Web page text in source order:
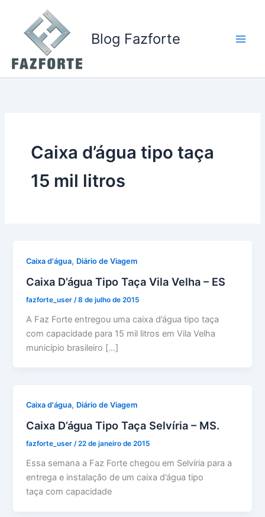
conteúdo
Blog Fazforte
Caixa d’água tipo taça
15 mil litros
Caixa d'água, Diário de Viagem
Caixa D’água Tipo Taça Vila Velha – ES
fazforte_user /8 de julho de 2015
A Faz Forte entregou uma caixa d’água tipo taça
com capacidade para 15 mil litros em Vila Velha
município brasileiro […]
Caixa d'água, Diário de Viagem
Caixa D’água Tipo Taça Selvíria – MS.
fazforte_user/22 de janeiro de 2015
Essa semana a Faz Forte chegou em Selvíria para a
entrega e instalação de um caixa d’água tipo
taça com capacidade